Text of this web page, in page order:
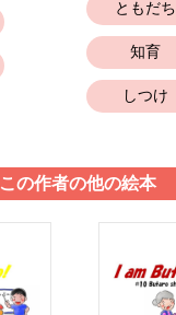
ともだち
知育
しつけ
この作者の他の絵本